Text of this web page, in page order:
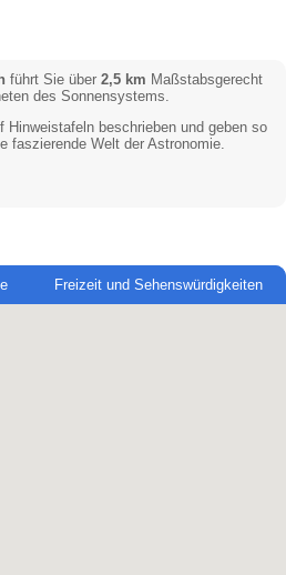
führt Sie über 2,5 km Maßstabsgerecht
des Sonnensystems.
Hinweistafeln beschrieben und geben so
faszierende Welt der Astronomie.
Freizeit und Sehenswürdigkeiten